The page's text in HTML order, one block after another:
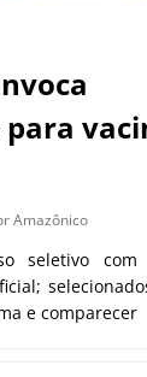
Amazônico
seletivo
e comparecer